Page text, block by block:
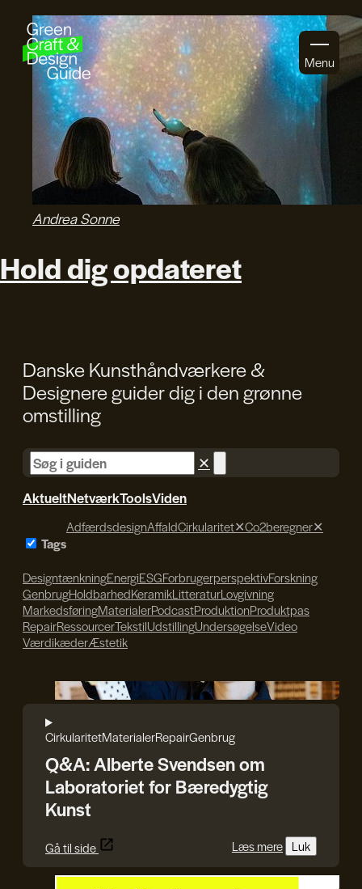
Gå til indhold
Menu
Andrea Sonne
Hold dig opdateret
Danske Kunsthåndværkere &
Designere guider dig i dengrønne
omstilling
✕
AktueltNetværkToolsViden
Tags
AdfærdsdesignAffaldCirkularitet✕Co2beregner✕
DesigntænkningEnergiESGForbrugerperspektivForskning
GenbrugHoldbarhedKeramikLitteraturLovgivning
MarkedsføringMaterialerPodcastProduktionProduktpas
RepairRessourcerTekstilUdstillingUndersøgelseVideo
VærdikæderÆstetik
Søren Svendsen
CirkularitetMaterialerRepairGenbrug
Q&A: Alberte Svendsen om
Laboratoriet for Bæredygtig
Kunst
Gå til side Læs mere Luk
Kulturens Analyseinstitut